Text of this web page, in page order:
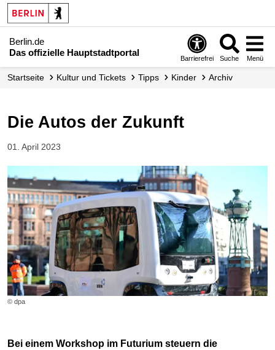
Berlin.de
Das offizielle Hauptstadtportal
Barrierefrei Suche Menü
Startseite Kultur und Tickets Tipps Kinder Archiv
Die Autos der Zukunft
01. April 2023
© dpa
Bei einem Workshop im Futurium steuern die